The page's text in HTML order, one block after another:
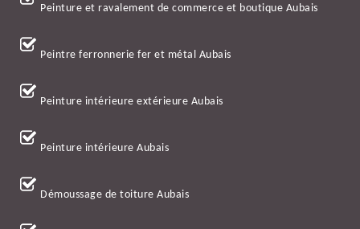
Peinture et ravalement de commerce et boutique Aubais
Peintre ferronnerie fer et métal Aubais
Peinture intérieure extérieure Aubais
Peinture intérieure Aubais
Démoussage de toiture Aubais